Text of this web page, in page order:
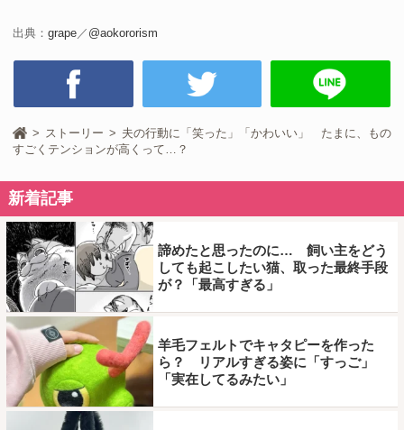
出典： grape／ @aokororism
ストーリー
夫の行動に「笑った」「かわいい」 たまに、もの
すごくテンションが高くって…？
新着記事
諦めたと思ったのに… 飼い主をどう
しても起こしたい猫、取った最終手段
が？「最高すぎる」
羊毛フェルトでキャタピーを作った
ら？ リアルすぎる姿に「すっご」
「実在してるみたい」